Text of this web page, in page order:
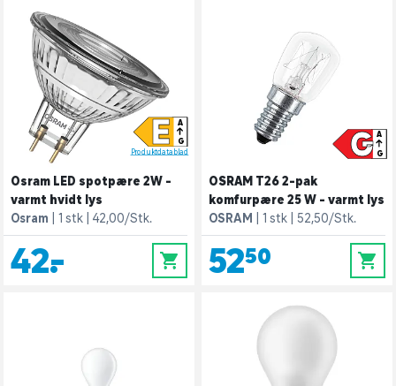
A
G
E
Produktdatablad
Osram LED spotpære 2W -
varmt hvidt lys
Osram
1 stk 42,00/Stk.
42,- 0
A
G
G
OSRAM T26 2-pak
komfurpære 25 W - varmt lys
OSRAM
1 stk 52,50/Stk.
52,50 0